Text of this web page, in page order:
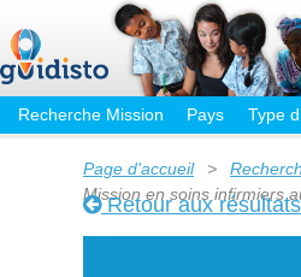
Recherche Mission Pays Type
Page d'accueil >
Mission en soins infirmiers
Retour aux